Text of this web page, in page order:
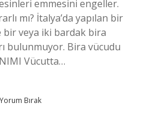
emmesini engeller.
mı? İtalya’da yapılan bir
bir veya iki bardak bira
bulunmuyor. Bira vücudu
Vücutta…
Yorum Bırak